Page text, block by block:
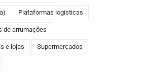
Plataformas logísticas
de arrumações
e lojas Supermercados